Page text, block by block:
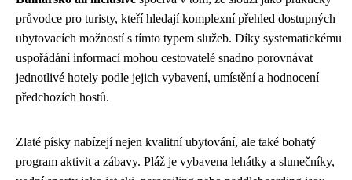
průvodce pro turisty, kteří hledají komplexní přehled dostupných
ubytovacích možností s tímto typem služeb. Díky systematickému
uspořádání informací mohou cestovatelé snadno porovnávat
jednotlivé hotely podle jejich vybavení, umístění a hodnocení
předchozích hostů.
Zlaté písky nabízejí nejen kvalitní ubytování, ale také bohatý
program aktivit a zábavy. Pláž je vybavena lehátky a slunečníky,